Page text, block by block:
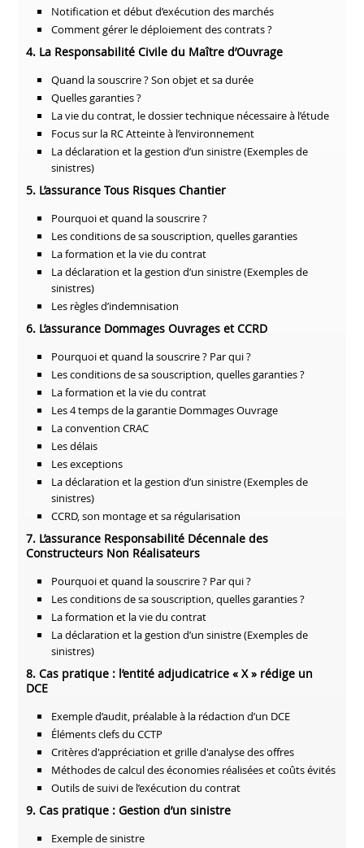
Notification et début d’exécution des marchés
Comment gérer le déploiement des contrats ?
4. La Responsabilité Civile du Maître d’Ouvrage
Quand la souscrire ? Son objet et sa durée
Quelles garanties ?
La vie du contrat, le dossier technique nécessaire à l’étude
Focus sur la RC Atteinte à l’environnement
La déclaration et la gestion d’un sinistre (Exemples de
sinistres)
5. L’assurance Tous Risques Chantier
Pourquoi et quand la souscrire ?
Les conditions de sa souscription, quelles garanties
La formation et la vie du contrat
La déclaration et la gestion d’un sinistre (Exemples de
sinistres)
Les règles d’indemnisation
6. L’assurance Dommages Ouvrages et CCRD
Pourquoi et quand la souscrire ? Par qui ?
Les conditions de sa souscription, quelles garanties ?
La formation et la vie du contrat
Les 4 temps de la garantie Dommages Ouvrage
La convention CRAC
Les délais
Les exceptions
La déclaration et la gestion d’un sinistre (Exemples de
sinistres)
CCRD, son montage et sa régularisation
7. L’assurance Responsabilité Décennale des
Constructeurs Non Réalisateurs
Pourquoi et quand la souscrire ? Par qui ?
Les conditions de sa souscription, quelles garanties ?
La formation et la vie du contrat
La déclaration et la gestion d’un sinistre (Exemples de
sinistres)
8. Cas pratique : l’entité adjudicatrice « X » rédige un
DCE
Exemple d’audit, préalable à la rédaction d’un DCE
Éléments clefs du CCTP
Critères d'appréciation et grille d'analyse des offres
Méthodes de calcul des économies réalisées et coûts évités
Outils de suivi de l’exécution du contrat
9. Cas pratique : Gestion d’un sinistre
Exemple de sinistre